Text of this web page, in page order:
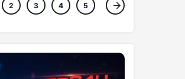
2 3 4 5